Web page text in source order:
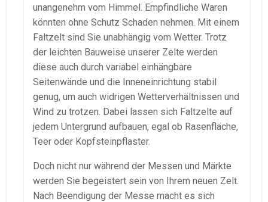
unangenehm vom Himmel. Empfindliche Waren
könnten ohne Schutz Schaden nehmen. Mit einem
Faltzelt sind Sie unabhängig vom Wetter. Trotz
der leichten Bauweise unserer Zelte werden
diese auch durch variabel einhängbare
Seitenwände und die Inneneinrichtung stabil
genug, um auch widrigen Wetterverhältnissen und
Wind zu trotzen. Dabei lassen sich Faltzelte auf
jedem Untergrund aufbauen, egal ob Rasenfläche,
Teer oder Kopfsteinpflaster.
Doch nicht nur während der Messen und Märkte
werden Sie begeistert sein von Ihrem neuen Zelt.
Nach Beendigung der Messe macht es sich